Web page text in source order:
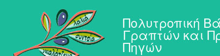
Πολυτροπική
Γραπτών και
Πηγών